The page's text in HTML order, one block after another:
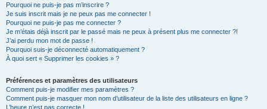
Pourquoi ne puis-je pas m’inscrire ?
Je suis inscrit mais je ne peux pas me connecter !
Pourquoi ne puis-je pas me connecter ?
Je m’étais déjà inscrit par le passé mais ne peux à présent plus me connecter ?!
J’ai perdu mon mot de passe !
Pourquoi suis-je déconnecté automatiquement ?
À quoi sert « Supprimer les cookies » ?
Préférences et paramètres des utilisateurs
Comment puis-je modifier mes paramètres ?
Comment puis-je masquer mon nom d’utilisateur de la liste des utilisateurs en ligne ?
L’heure n’est pas correcte !